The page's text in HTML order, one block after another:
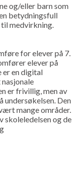
og/eller barn som
betydningsfull
medvirkning.
for elever på 7.
elever på
er en digital
er frivillig, men av
undersøkelsen. Den
mange områder.
skoleledelsen og de